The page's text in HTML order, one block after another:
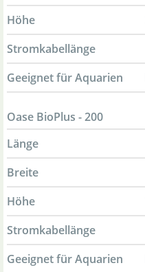
Höhe
Stromkabellänge
Geeignet für Aquarien
Oase BioPlus - 200
Länge
Breite
Höhe
Stromkabellänge
Geeignet für Aquarien